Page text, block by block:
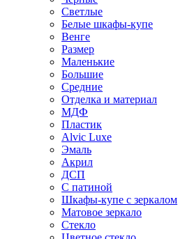
Светлые
Белые шкафы-купе
Венге
Размер
Маленькие
Большие
Средние
Отделка и материал
МДФ
Пластик
Alvic Luxe
Эмаль
Акрил
ДСП
С патиной
Шкафы-купе с зеркалом
Матовое зеркало
Стекло